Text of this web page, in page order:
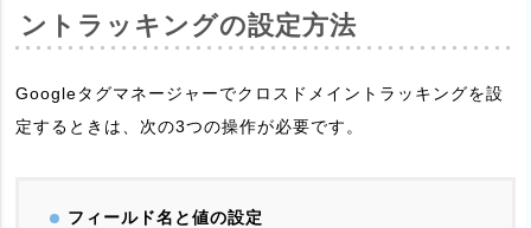
ントラッキングの設定方法
Googleタグマネージャーでクロスドメイントラッキングを設
定するときは、次の3つの操作が必要です。
フィールド名と値の設定